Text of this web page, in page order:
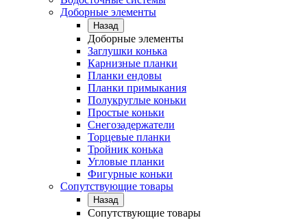
Доборные элементы
Назад
Доборные элементы
Заглушки конька
Карнизные планки
Планки ендовы
Планки примыкания
Полукруглые коньки
Простые коньки
Снегозадержатели
Торцевые планки
Тройник конька
Угловые планки
Фигурные коньки
Сопутствующие товары
Назад
Сопутствующие товары